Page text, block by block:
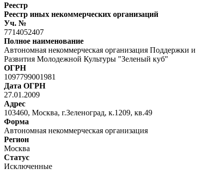
Реестр
Реестр иных некоммерческих организаций
Уч. №
7714052407
Полное наименование
Автономная некоммерческая организация Поддержки и
Развития Молодежной Культуры "Зеленый куб"
ОГРН
1097799001981
Дата ОГРН
27.01.2009
Адрес
103460, Москва, г.Зеленоград, к.1209, кв.49
Форма
Автономная некоммерческая организация
Регион
Москва
Статус
Исключенные